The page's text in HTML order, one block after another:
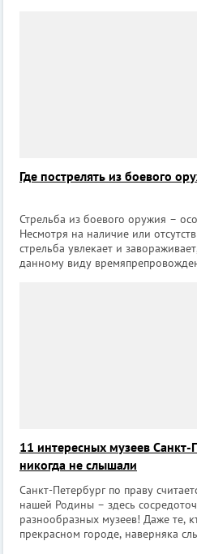
Где пострелять из боевого
Стрельба из боевого оружия –
Несмотря на наличие или
стрельба увлекает и
данному виду
11 интересных музеев
никогда не слышали
Санкт-Петербург по праву
нашей Родины – здесь
разнообразных музеев! Даже те,
прекрасном городе, наверняка